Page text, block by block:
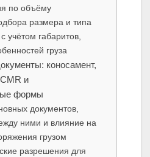
по объёму
размера и типа
учётом габаритов,
груза
коносамент,
и
формы
документов,
ними и влияние на
грузом
разрешения для